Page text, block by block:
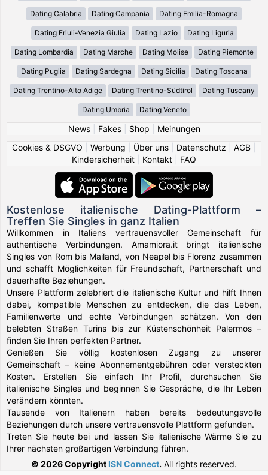
Dating Calabria Dating Campania Dating Emilia-Romagna
Dating Friuli-Venezia Giulia Dating Lazio Dating Liguria
Dating Lombardia Dating Marche Dating Molise Dating Piemonte
Dating Puglia Dating Sardegna Dating Sicilia Dating Toscana
Dating Trentino-Alto Adige Dating Trentino-Südtirol Dating Tuscany
Dating Umbria Dating Veneto
News| Fakes| Shop
Meinungen
Cookies & DSGVO
Werbung Über uns Datenschutz AGB
Kindersicherheit
Kontakt FAQ
Kostenlose italienische Dating-Plattform –
Treffen Sie Singles in ganz Italien
Willkommen in Italiens vertrauensvoller Gemeinschaft für
authentische Verbindungen. Amamiora.it bringt italienische
Singles von Rom bis Mailand, von Neapel bis Florenz zusammen
und schafft Möglichkeiten für Freundschaft, Partnerschaft und
dauerhafte Beziehungen.
Unsere Plattform zelebriert die italienische Kultur und hilft Ihnen
dabei, kompatible Menschen zu entdecken, die das Leben,
Familienwerte und echte Verbindungen schätzen. Von den
belebten Straßen Turins bis zur Küstenschönheit Palermos –
finden Sie Ihren perfekten Partner.
Genießen Sie völlig kostenlosen Zugang zu unserer
Gemeinschaft – keine Abonnementgebühren oder versteckten
Kosten. Erstellen Sie einfach Ihr Profil, durchsuchen Sie
italienische Singles und beginnen Sie Gespräche, die Ihr Leben
verändern könnten.
Tausende von Italienern haben bereits bedeutungsvolle
Beziehungen durch unsere vertrauensvolle Plattform gefunden.
Treten Sie heute bei und lassen Sie italienische Wärme Sie zu
Ihrer nächsten großartigen Verbindung führen.
© 2026 Copyright ISN Connect. All rights reserved.